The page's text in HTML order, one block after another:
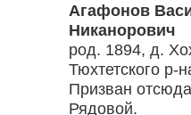
Агафонов
Никанорович
род. 1894, д.
Тюхтетского р-
Призван
Рядовой.